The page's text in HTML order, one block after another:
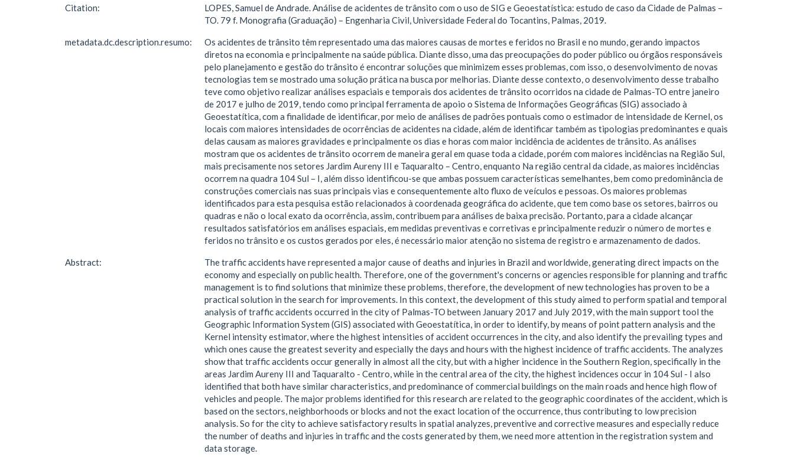
Citation:
LOPES, Samuel de Andrade. Análise de acidentes de trânsito com o uso de SIG e Geoestatística: estudo de caso da Cidade de Palmas –
TO. 79 f. Monografia (Graduação) – Engenharia Civil, Universidade Federal do Tocantins, Palmas, 2019.
metadata.dc.description.resumo:
Os acidentes de trânsito têm representado uma das maiores causas de mortes e feridos no Brasil e no mundo, gerando impactos
diretos na economia e principalmente na saúde pública. Diante disso, uma das preocupações do poder público ou órgãos responsáveis
pelo planejamento e gestão do trânsito é encontrar soluções que minimizem esses problemas, com isso, o desenvolvimento de novas
tecnologias tem se mostrado uma solução prática na busca por melhorias. Diante desse contexto, o desenvolvimento desse trabalho
teve como objetivo realizar análises espaciais e temporais dos acidentes de trânsito ocorridos na cidade de Palmas-TO entre janeiro
de 2017 e julho de 2019, tendo como principal ferramenta de apoio o Sistema de Informações Geográficas (SIG) associado à
Geoestatítica, com a finalidade de identificar, por meio de análises de padrões pontuais como o estimador de intensidade de Kernel, os
locais com maiores intensidades de ocorrências de acidentes na cidade, além de identificar também as tipologias predominantes e quais
delas causam as maiores gravidades e principalmente os dias e horas com maior incidência de acidentes de trânsito. As análises
mostram que os acidentes de trânsito ocorrem de maneira geral em quase toda a cidade, porém com maiores incidências na Região Sul,
mais precisamente nos setores Jardim Aureny III e Taquaralto – Centro, enquanto Na região central da cidade, as maiores incidências
ocorrem na quadra 104 Sul – I, além disso identificou-se que ambas possuem características semelhantes, bem como predominância de
construções comerciais nas suas principais vias e consequentemente alto fluxo de veículos e pessoas. Os maiores problemas
identificados para esta pesquisa estão relacionados à coordenada geográfica do acidente, que tem como base os setores, bairros ou
quadras e não o local exato da ocorrência, assim, contribuem para análises de baixa precisão. Portanto, para a cidade alcançar
resultados satisfatórios em análises espaciais, em medidas preventivas e corretivas e principalmente reduzir o número de mortes e
feridos no trânsito e os custos gerados por eles, é necessário maior atenção no sistema de registro e armazenamento de dados.
Abstract:
The traffic accidents have represented a major cause of deaths and injuries in Brazil and worldwide, generating direct impacts on the
economy and especially on public health. Therefore, one of the government's concerns or agencies responsible for planning and traffic
management is to find solutions that minimize these problems, therefore, the development of new technologies has proven to be a
practical solution in the search for improvements. In this context, the development of this study aimed to perform spatial and temporal
analysis of traffic accidents occurred in the city of Palmas-TO between January 2017 and July 2019, with the main support tool the
Geographic Information System (GIS) associated with Geoestatítica, in order to identify, by means of point pattern analysis and the
Kernel intensity estimator, where the highest intensities of accident occurrences in the city, and also identify the prevailing types and
which ones cause the greatest severity and especially the days and hours with the highest incidence of traffic accidents. The analyzes
show that traffic accidents occur generally in almost all the city, but with a higher incidence in the Southern Region, specifically in the
areas Jardim Aureny III and Taquaralto - Centro, while in the central area of the city, the highest incidences occur in 104 Sul - I also
identified that both have similar characteristics, and predominance of commercial buildings on the main roads and hence high flow of
vehicles and people. The major problems identified for this research are related to the geographic coordinates of the accident, which is
based on the sectors, neighborhoods or blocks and not the exact location of the occurrence, thus contributing to low precision
analysis. So for the city to achieve satisfactory results in spatial analyzes, preventive and corrective measures and especially reduce
the number of deaths and injuries in traffic and the costs generated by them, we need more attention in the registration system and
data storage.